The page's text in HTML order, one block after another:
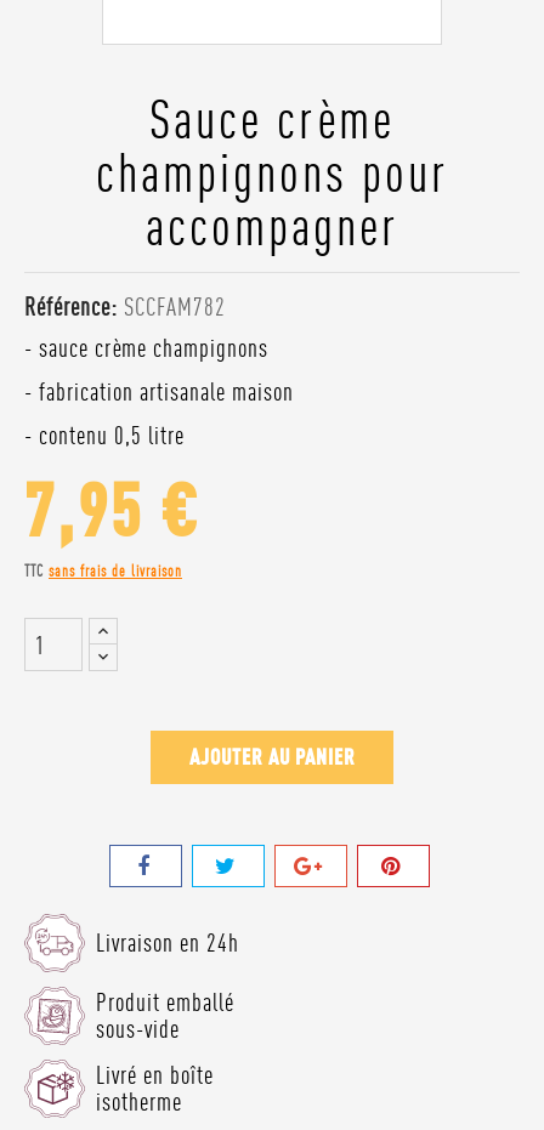
Sauce crème
champignons pour
accompagner
Référence: SCCFAM782
- sauce crème champignons
- fabrication artisanale maison
- contenu 0,5 litre
7,95 €
TTC sans frais de livraison
AJOUTER AU PANIER
Livraison en 24h
Produit emballé
sous-vide
Livré en boîte
isotherme